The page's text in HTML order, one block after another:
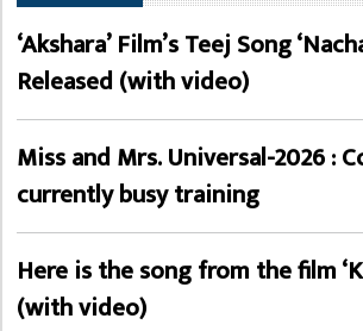
‘Akshara’ Film’s Teej Song
Released (with video)
Miss and Mrs. Universal-2026 :
currently busy training
Here is the song from the film
(with video)